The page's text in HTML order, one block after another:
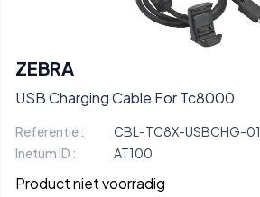
ZEBRA
USB Charging Cable For Tc8000
Referentie :
CBL-TC8X-USBCHG-01
Inetum ID :
AT100
Product niet voorradig